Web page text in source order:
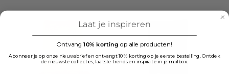
Laat je inspireren
Ontvang10% korting op alle producten!
Abonneer je op onze nieuwsbrief en ontvangt 10% korting op je eerste bestelling. Ontdek
de nieuwste collecties, laatste trends en inspiratie in je mailbox.